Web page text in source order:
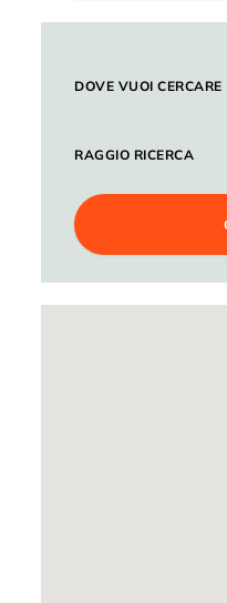
DOVE VUOI CERCARE
RAGGIO RICERCA